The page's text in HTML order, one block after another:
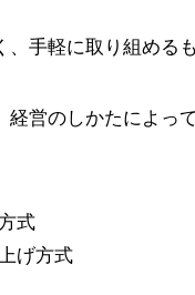
、手軽に取り組める
経営のしかたによっ
式
げ方式